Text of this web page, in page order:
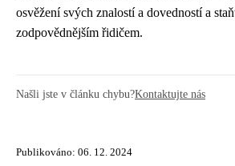
osvěžení svých znalostí a dovedností a
zodpovědnějším řidičem.
Našli jste v článku chybu?Kontaktujte nás
Publikováno: 06. 12. 2024